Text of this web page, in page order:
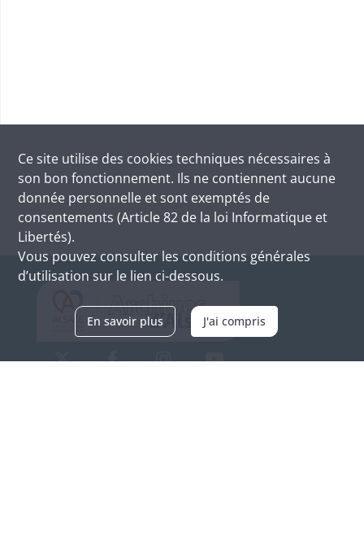
Ce site utilise des cookies techniques nécessaires à
son bon fonctionnement. Ils ne contiennent aucune
donnée personnelle et sont exemptés de
consentements (Article 82 de la loi Informatique et
Libertés).
Vous pouvez consulter les conditions générales
d’utilisation sur le lien ci-dessous.
En savoir plus J'ai compris